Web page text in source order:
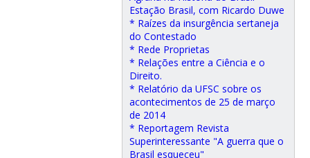
Estação Brasil, com Ricardo Duwe
* Raízes da insurgência sertaneja
do Contestado
* Rede Proprietas
* Relações entre a Ciência e o
Direito.
* Relatório da UFSC sobre os
acontecimentos de 25 de março
de 2014
* Reportagem Revista
Superinteressante "A guerra que o
Brasil esqueceu"